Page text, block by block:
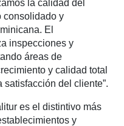
la calidad del
consolidado y
El
inspecciones y
áreas de
y calidad total
del cliente”.
es el distintivo más
y